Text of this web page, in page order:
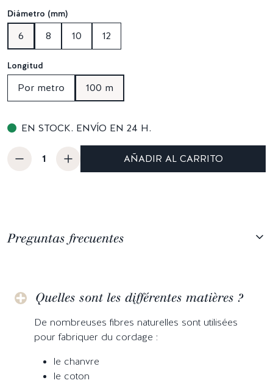
Diámetro (mm)
6 8 10 12
Longitud
Por metro 100 m
EN STOCK. ENVÍO EN 24 H.
AÑADIR AL CARRITO
Preguntas frecuentes
Quelles sont les différentes matières ?
De nombreuses fibres naturelles sont utilisées
pour fabriquer du cordage :
le chanvre
le coton